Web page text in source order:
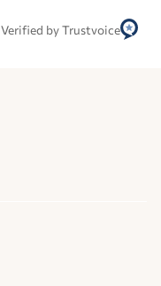
Verified by Trustvoice